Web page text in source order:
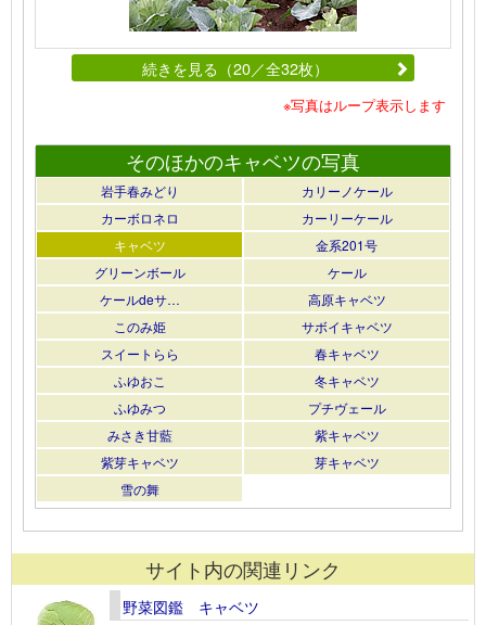
続きを見る（20／全32枚）
※写真はループ表示します
そのほかのキャベツの写真
岩手春みどり
カリーノケール
カーボロネロ
カーリーケール
キャベツ
金系201号
グリーンボール
ケール
ケールdeサ…
高原キャベツ
このみ姫
サボイキャベツ
スイートらら
春キャベツ
ふゆおこ
冬キャベツ
ふゆみつ
プチヴェール
みさき甘藍
紫キャベツ
紫芽キャベツ
芽キャベツ
雪の舞
サイト内の関連リンク
野菜図鑑 キャベツ